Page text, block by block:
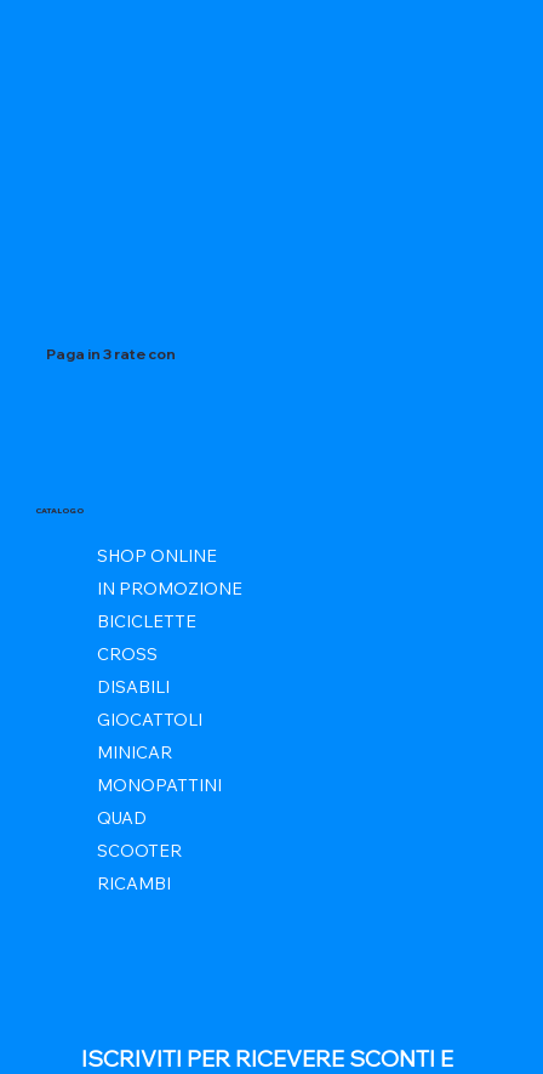
Paga in 3 rate con
CATALOGO
SHOP ONLINE
IN PROMOZIONE
BICICLETTE
CROSS
DISABILI
GIOCATTOLI
MINICAR
MONOPATTINI
QUAD
SCOOTER
RICAMBI
ISCRIVITI PER RICEVERE SCONTI E